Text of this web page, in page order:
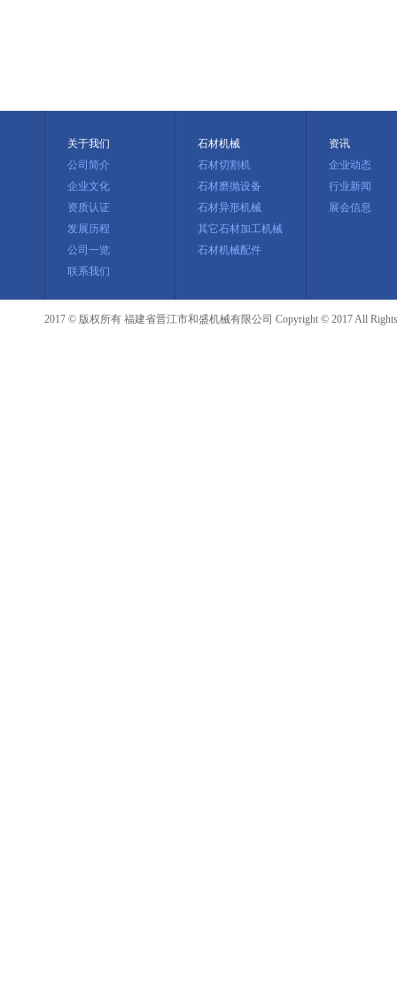
关于我们
公司简介
企业文化
资质认证
发展历程
公司一览
联系我们
石材机械
石材切割机
石材磨抛设备
石材异形机械
其它石材加工机械
石材机械配件
资讯
企业动态
行业新闻
展会信息
2017 © 版权所有 福建省晋江市和盛机械有限公司 Copyright © 2017 All Rights